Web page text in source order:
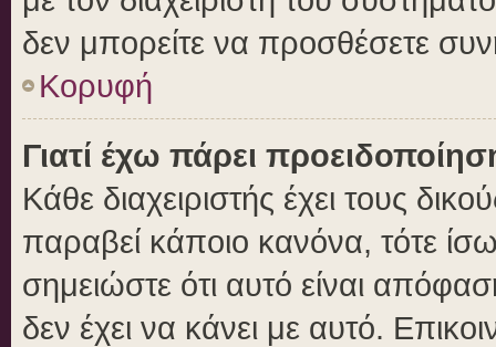
δεν μπορείτε να προσθέσετε
Κορυφή
Γιατί έχω πάρει
Κάθε διαχειριστής έχει τους
παραβεί κάποιο κανόνα, τότε
σημειώστε ότι αυτό είναι
δεν έχει να κάνει με αυτό.